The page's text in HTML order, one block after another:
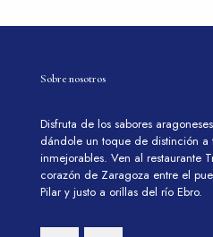
Sobre nosotros
Disfruta de los sabores
dándole un toque de distinción a
inmejorables. Ven al restaurante
corazón de Zaragoza entre el
Pilar y justo a orillas del río Ebro.